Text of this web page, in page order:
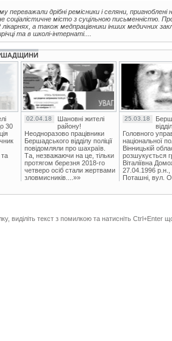
переважали дрібні ремісники і селяни,
соціалістичне місто з суцільною письменністю.
лікарнях, а також медпрацівники інших медичних
та в школі-інтернаті....
30
та
02.04.18
Шановні жителі
району!
Неодноразово працівники
Бершадського відділу поліції
повідомляли про шахраїв.
Та, незважаючи на це, тільки
протягом березня 2018-го
четверо осіб стали жертвами
зловмисників....»»
25.03.18
Головного
національної
Вінницькій
розшукується
Віталіївна
27.04.1996 р.н.,
Поташні, вул.
виділіть текст з помилкою та натисніть Ctrl+Enter